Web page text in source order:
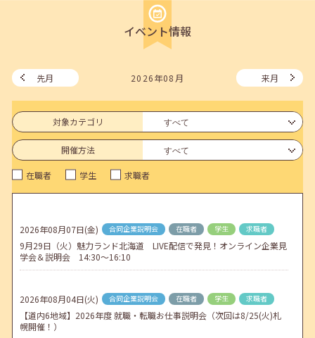
jobcafeからのお知らせ
7月のセミナー情報を公開いたしました。
メールカウンセリング、就職決定報告フォーム復旧いたしました。
2026年05月25日(月) jobcafeからのお知らせ
6月のセミナー情報を公開いたしました。
2026年05月01日(金) jobcafeからのお知らせ
連休前後（ゴールデンウィーク）のメールキャリア・アドバイス対応
についてのお知らせ
2026年04月02日(木) jobcafeからのお知らせ
ゴールデンウィーク期間中のご利用について
イベント情報
先月 2026年08月 来月
対象カテゴリ
開催方法
在職者 学生 求職者
2026年08月07日(金) 合同企業説明会 在職者 学生 求職者
9月29日（火）魅力ランド北海道 LIVE配信で発見！オンライン企業見
学会＆説明会 14:30～16:10
2026年08月04日(火) 合同企業説明会 在職者 学生 求職者
【道内6地域】2026年度 就職・転職お仕事説明会（次回は8/25(火)札
幌開催！）